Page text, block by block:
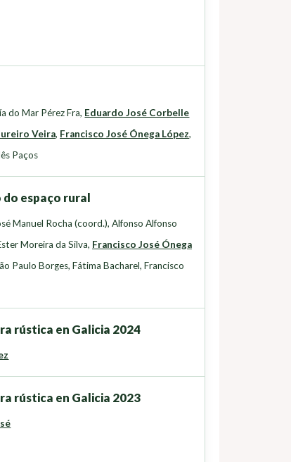
do Mar Pérez Fra, Eduardo José Corbelle
Veira, Francisco José Ónega López,
Paços
espaço rural
Manuel Rocha (coord.),Alfonso Alfonso
Moreira da Silva, Francisco José Ónega
Paulo Borges, Fátima Bacharel, Francisco
rústica en Galicia 2024
rústica en Galicia 2023